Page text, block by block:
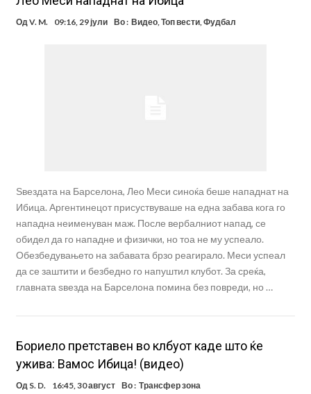
ОдV. M. 09:16, 29 јули Во : Видео,Топ вести,Фудбал
Ѕвездата на Барселона, Лео Меси синоќа беше нападнат на
Ибица. Аргентинецот присуствуваше на една забава кога го
нападна неименуван маж. После вербалниот напад, се
обидел да го нападне и физички, но тоа не му успеало.
Обезбедувањето на забавата брзо реагирало. Меси успеал
да се заштити и безбедно го напуштил клубот. За среќа,
главната ѕвезда на Барселона помина без повреди, но …
Бориело претставен во клбуот каде што ќе
ужива: Вамос Ибица! (видео)
Од S. D. 16:45, 30 август Во : Трансфер зона